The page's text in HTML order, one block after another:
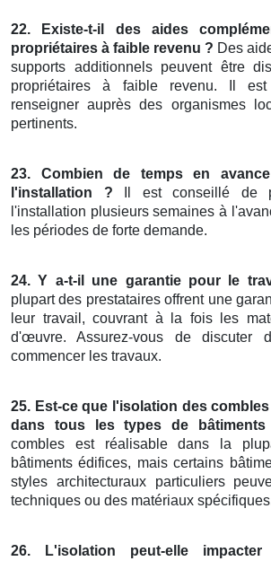
22. Existe-t-il des aides
propriétaires à faible revenu ? Des
supports additionnels peuvent être
propriétaires à faible revenu. Il
renseigner auprès des organismes
pertinents.
23. Combien de temps en
l'installation ? Il est conseillé de
l'installation plusieurs semaines à
les périodes de forte demande.
24. Y a-t-il une garantie pour le
plupart des prestataires offrent une
leur travail, couvrant à la fois les
d'œuvre. Assurez-vous de discuter
commencer les travaux.
25. Est-ce que l'isolation des
dans tous les types de
combles est réalisable dans la
bâtiments édifices, mais certains
styles architecturaux particuliers
techniques ou des matériaux
26. L'isolation peut-elle